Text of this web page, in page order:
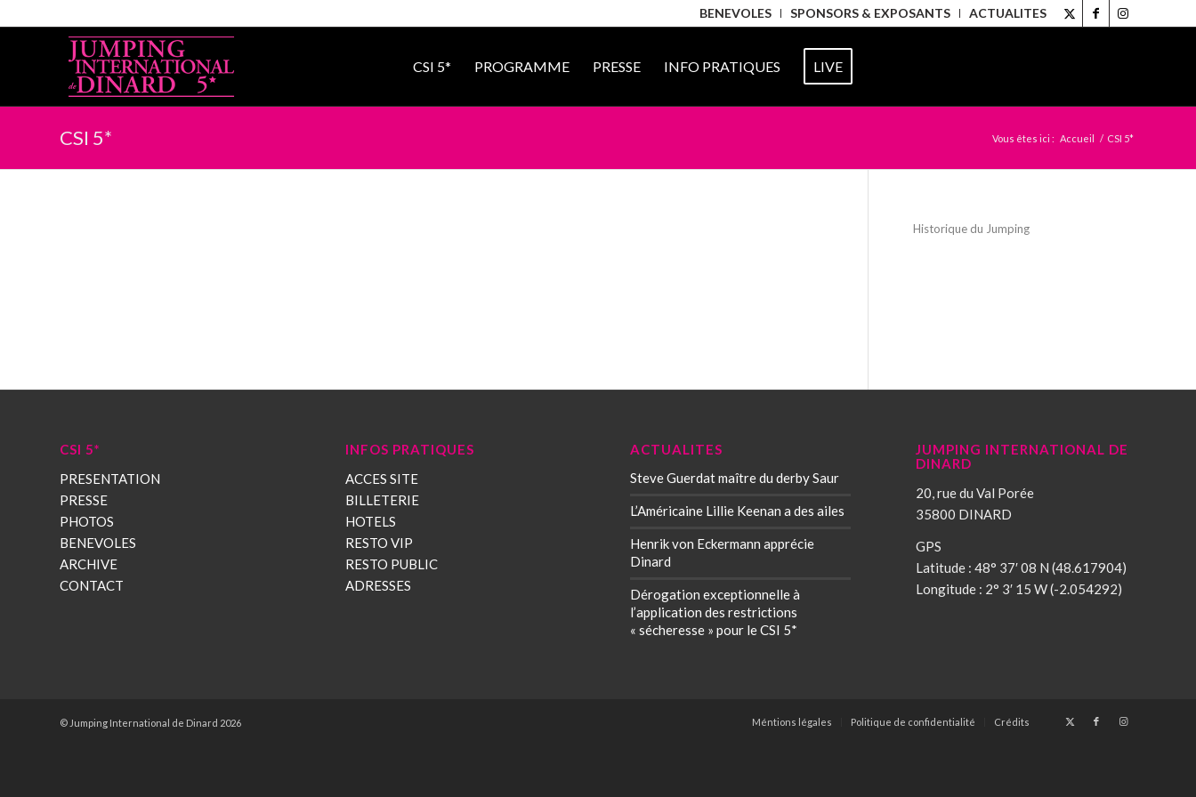
BENEVOLES SPONSORS & EXPOSANTS ACTUALITES
CSI 5* PROGRAMME PRESSE INFO PRATIQUES LIVE
CSI 5* Vous êtes ici : Accueil / CSI 5*
Historique du Jumping
CSI 5*
PRESENTATION
PRESSE
PHOTOS
BENEVOLES
ARCHIVE
CONTACT
INFOS PRATIQUES
ACCES SITE
BILLETERIE
HOTELS
RESTO VIP
RESTO PUBLIC
ADRESSES
ACTUALITES
Steve Guerdat maître du derby Saur
L’Américaine Lillie Keenan a des ailes
Henrik von Eckermann apprécie
Dinard
Dérogation exceptionnelle à
l’application des restrictions
« sécheresse » pour le CSI 5*
JUMPING INTERNATIONAL DE
DINARD
20, rue du Val Porée
35800 DINARD
GPS
Latitude : 48° 37′ 08 N (48.617904)
Longitude : 2° 3′ 15 W (-2.054292)
© Jumping International de Dinard 2026 Méntions légales Politique de confidentialité Crédits